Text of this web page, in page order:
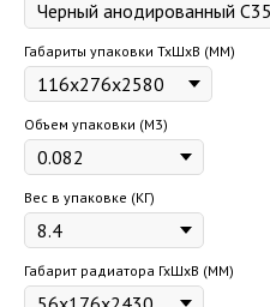
Габариты упаковки ТхШхВ (ММ)
Объем упаковки (М3)
Вес в упаковке (КГ)
Габарит радиатора ГхШхВ (ММ)